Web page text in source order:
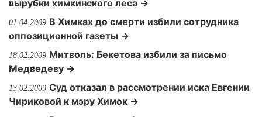
вырубки химкинского леса →
01.04.2009 В Химках до смерти избили сотрудника
оппозиционной газеты →
18.02.2009 Митволь: Бекетова избили за письмо
Медведеву →
13.02.2009 Cуд отказал в рассмотрении иска Евгении
Чириковой к мэру Химок →